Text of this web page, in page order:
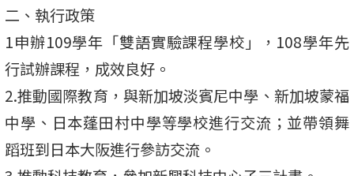
二、執行政策
1申辦109學年「雙語實驗課程學校」，108學年先
行試辦課程，成效良好。
2.推動國際教育，與新加坡淡賓尼中學、新加坡蒙福
中學、日本蓬田村中學等學校進行交流；並帶領舞
蹈班到日本大阪進行參訪交流。